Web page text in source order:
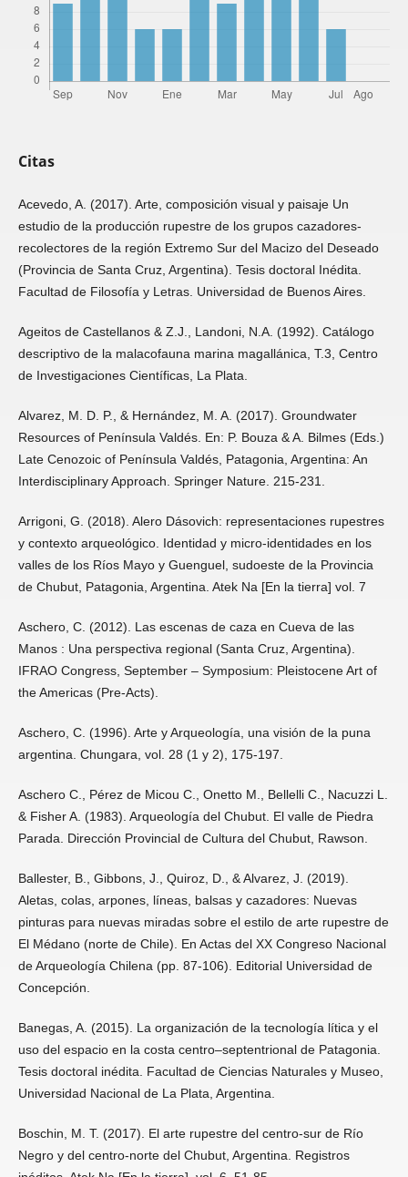
Citas
Acevedo, A. (2017). Arte, composición visual y paisaje Un
estudio de la producción rupestre de los grupos cazadores-
recolectores de la región Extremo Sur del Macizo del Deseado
(Provincia de Santa Cruz, Argentina). Tesis doctoral Inédita.
Facultad de Filosofía y Letras. Universidad de Buenos Aires.
Ageitos de Castellanos & Z.J., Landoni, N.A. (1992). Catálogo
descriptivo de la malacofauna marina magallánica, T.3, Centro
de Investigaciones Científicas, La Plata.
Alvarez, M. D. P., & Hernández, M. A. (2017). Groundwater
Resources of Península Valdés. En: P. Bouza & A. Bilmes (Eds.)
Late Cenozoic of Península Valdés, Patagonia, Argentina: An
Interdisciplinary Approach. Springer Nature. 215-231.
Arrigoni, G. (2018). Alero Dásovich: representaciones rupestres
y contexto arqueológico. Identidad y micro-identidades en los
valles de los Ríos Mayo y Guenguel, sudoeste de la Provincia
de Chubut, Patagonia, Argentina. Atek Na [En la tierra] vol. 7
Aschero, C. (2012). Las escenas de caza en Cueva de las
Manos : Una perspectiva regional (Santa Cruz, Argentina).
IFRAO Congress, September – Symposium: Pleistocene Art of
the Americas (Pre-Acts).
Aschero, C. (1996). Arte y Arqueología, una visión de la puna
argentina. Chungara, vol. 28 (1 y 2), 175-197.
Aschero C., Pérez de Micou C., Onetto M., Bellelli C., Nacuzzi L.
& Fisher A. (1983). Arqueología del Chubut. El valle de Piedra
Parada. Dirección Provincial de Cultura del Chubut, Rawson.
Ballester, B., Gibbons, J., Quiroz, D., & Alvarez, J. (2019).
Aletas, colas, arpones, líneas, balsas y cazadores: Nuevas
pinturas para nuevas miradas sobre el estilo de arte rupestre de
El Médano (norte de Chile). En Actas del XX Congreso Nacional
de Arqueología Chilena (pp. 87-106). Editorial Universidad de
Concepción.
Banegas, A. (2015). La organización de la tecnología lítica y el
uso del espacio en la costa centro–septentrional de Patagonia.
Tesis doctoral inédita. Facultad de Ciencias Naturales y Museo,
Universidad Nacional de La Plata, Argentina.
Boschin, M. T. (2017). El arte rupestre del centro-sur de Río
Negro y del centro-norte del Chubut, Argentina. Registros